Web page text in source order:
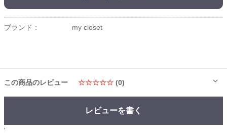
ブランド： my closet
この商品のレビュー ☆☆☆☆☆ (0)
レビューを書く
'